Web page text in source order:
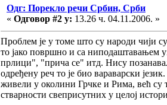
Одг: Порекло речи Србин, Срби
« Одговор #2 у: 13.26 ч. 04.11.2006. »
Проблем је у томе што су народи чији
то јако површно и са ниподаштавањем
прлици", "прича се" итд. Нису
одређену реч то је био вараварски
живели у околини Грчке и Рима, већ
стварности свеприсутних у целој